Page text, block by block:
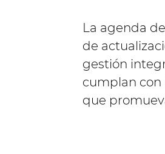
La agenda
de
gestión
cumplan con
que